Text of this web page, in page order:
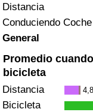
Distancia
Conduciendo Coche
General
Promedio
bicicleta
Distancia
Bicicleta
Índice de Tráfico